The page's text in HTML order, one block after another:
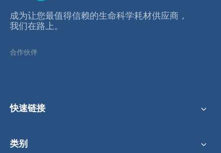
成为让您最值得信赖的⽣命科学耗材供应商，
我们在路上。
合作伙伴
快速链接
类别